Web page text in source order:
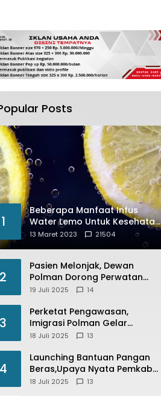
Posts
1
Beberapa Manfaat Infus
Water Lemo Untuk Kesehatan
Anda
13 Maret 2023 21504
2
Pasien Melonjak, Dewan
Polman Dorong Perwatan
Inap PKM Wonomulyo
19 Juli 2025 14
3
Perketat Pengawasan,
Imigrasi Polman Gelar
Operasi Pengawasan
Serentak disemua Daerah di
Indonesia
18 Juli 2025 13
4
Launching Bantuan Pangan
Beras,Upaya Nyata Pemkab
Polman Stabilkan Harga
18 Juli 2025 13